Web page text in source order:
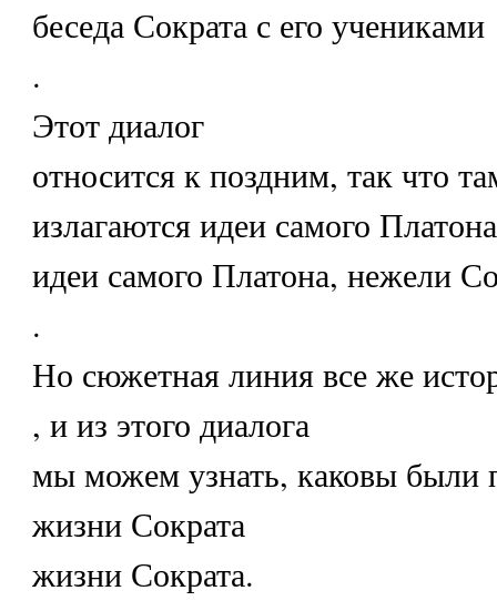
беседа Сократа с его учениками
.
Этот диалог
относится к поздним, так что
излагаются идеи самого Платона
идеи самого Платона, нежели
.
Но сюжетная линия все же
, и из этого диалога
мы можем узнать, каковы были
жизни Сократа
жизни Сократа.